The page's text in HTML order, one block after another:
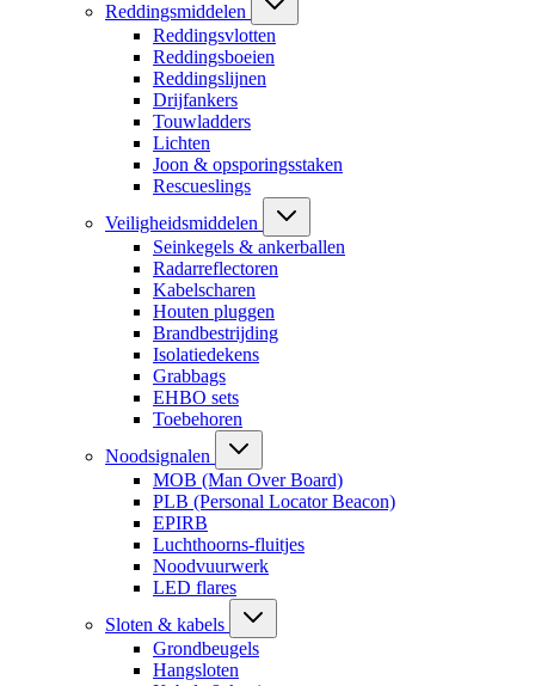
Reddingsmiddelen
Reddingsvlotten
Reddingsboeien
Reddingslijnen
Drijfankers
Touwladders
Lichten
Joon & opsporingsstaken
Rescueslings
Veiligheidsmiddelen
Seinkegels & ankerballen
Radarreflectoren
Kabelscharen
Houten pluggen
Brandbestrijding
Isolatiedekens
Grabbags
EHBO sets
Toebehoren
Noodsignalen
MOB (Man Over Board)
PLB (Personal Locator Beacon)
EPIRB
Luchthoorns-fluitjes
Noodvuurwerk
LED flares
Sloten & kabels
Grondbeugels
Hangsloten